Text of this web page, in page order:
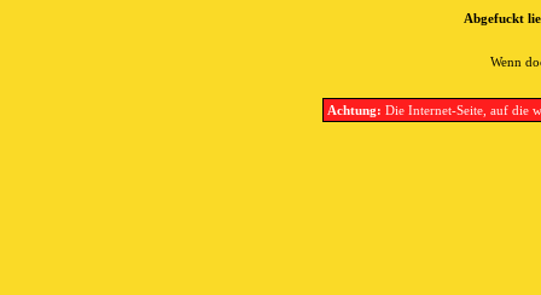
Abgefuckt
Wenn
Achtung: Die Internet-Seite, auf die